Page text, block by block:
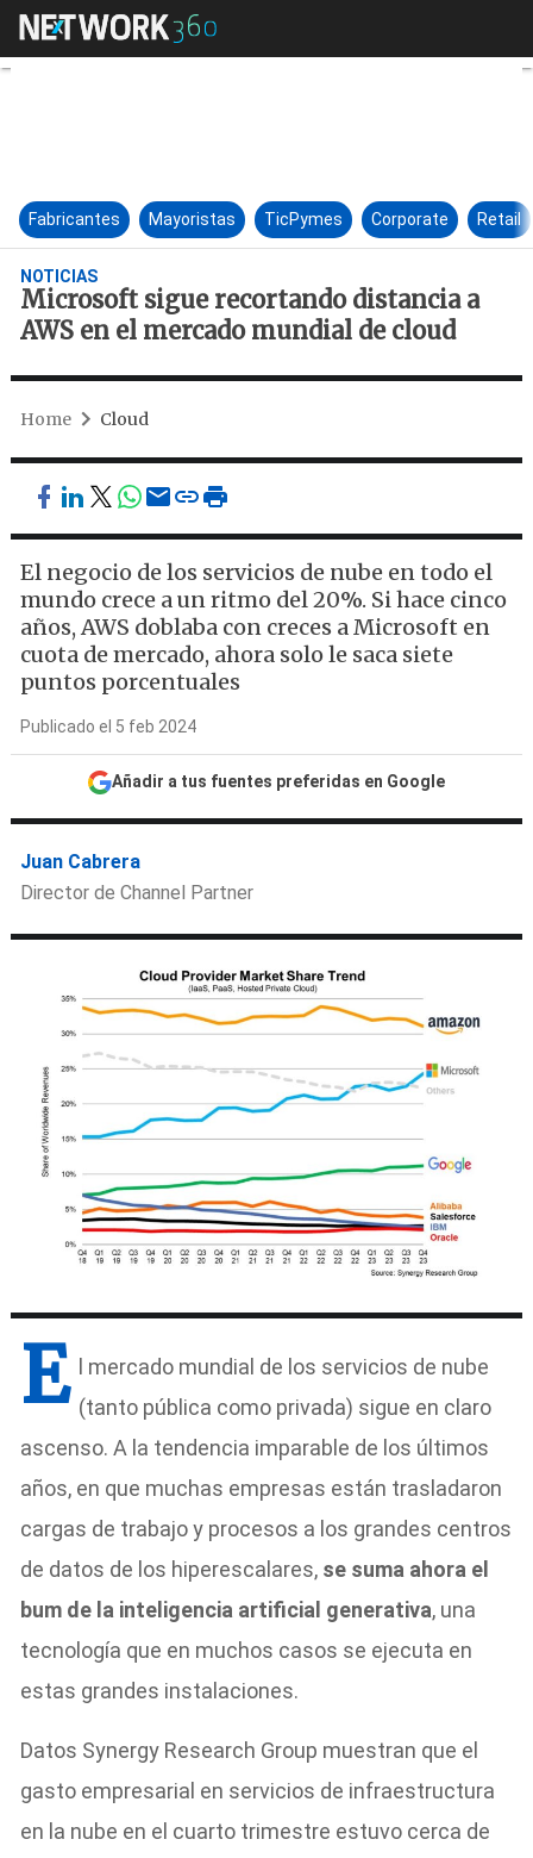
Microsoft sigue recortando
Fabricantes Mayoristas TicPymes Corporate Retail
NOTICIAS
Microsoft sigue recortando distancia a
AWS en el mercado mundial de cloud
Home Cloud
El negocio de los servicios de nube en todo el
mundo crece a un ritmo del 20%. Si hace cinco
años, AWS doblaba con creces a Microsoft en
cuota de mercado, ahora solo le saca siete
puntos porcentuales
Publicado el 5 feb 2024
Añadir a tus fuentes preferidas en Google
Juan Cabrera
Director de Channel Partner
E
l mercado mundial de los servicios de nube
(tanto pública como privada) sigue en claro
ascenso. A la tendencia imparable de los últimos
años, en que muchas empresas están trasladaron
cargas de trabajo y procesos a los grandes centros
de datos de los hiperescalares, se suma ahora el
bum de la inteligencia artificial generativa, una
tecnología que en muchos casos se ejecuta en
estas grandes instalaciones.
Datos Synergy Research Group muestran que el
gasto empresarial en servicios de infraestructura
en la nube en el cuarto trimestre estuvo cerca de